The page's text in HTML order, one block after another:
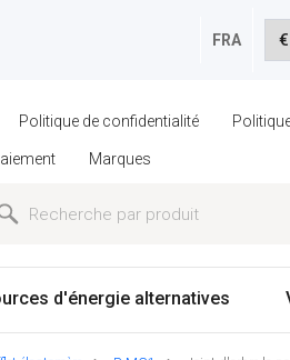
FRA
Politique de confidentialité
Marques
d'énergie alternatives